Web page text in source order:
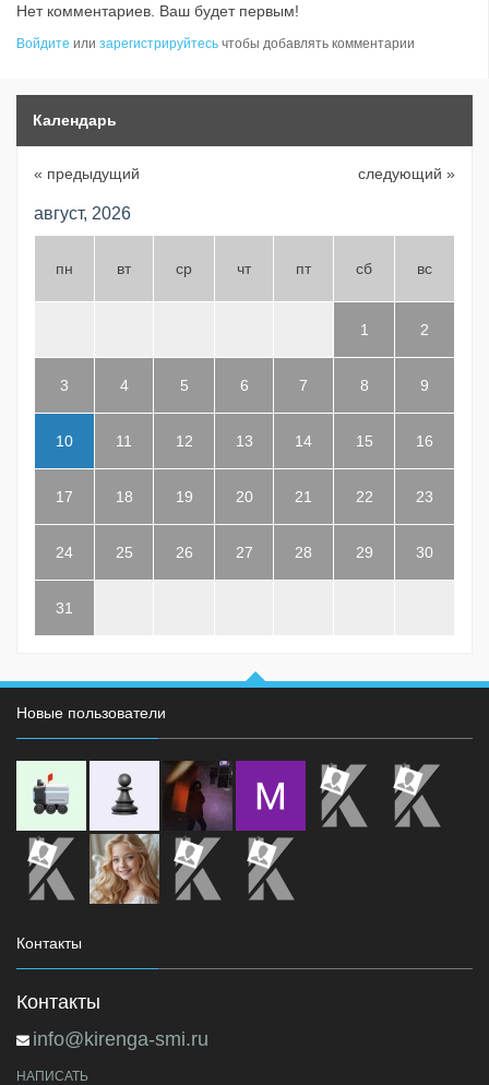
Нет комментариев. Ваш будет первым!
Войдите или зарегистрируйтесь чтобы добавлять комментарии
Календарь
« предыдущий следующий »
август, 2026
пн вт ср чт пт сб вс
1 2
3 4 5 6 7 8 9
10 11 12 13 14 15 16
17 18 19 20 21 22 23
24 25 26 27 28 29 30
31
Новые пользователи
Контакты
Контакты
info@kirenga-smi.ru
НАПИСАТЬ